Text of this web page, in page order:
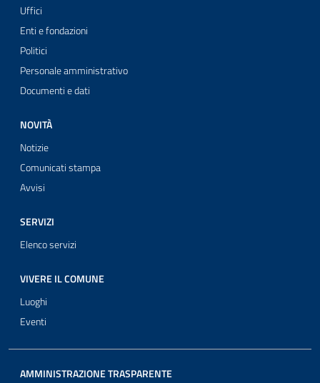
Uffici
Enti e fondazioni
Politici
Personale amministrativo
Documenti e dati
NOVITÀ
Notizie
Comunicati stampa
Avvisi
SERVIZI
Elenco servizi
VIVERE IL COMUNE
Luoghi
Eventi
AMMINISTRAZIONE TRASPARENTE